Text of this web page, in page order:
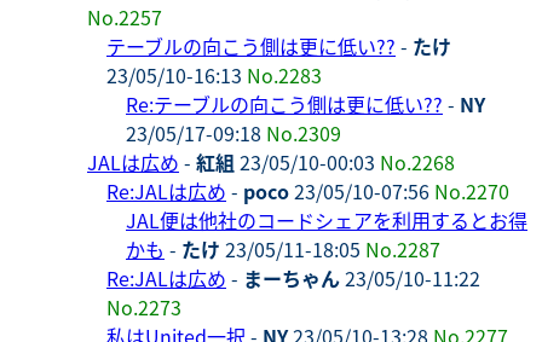
No.2257
テーブルの向こう側は更に低い?? - たけ
23/05/10-16:13 No.2283
Re:テーブルの向こう側は更に低い?? - NY
23/05/17-09:18 No.2309
JALは広め - 紅組 23/05/10-00:03 No.2268
Re:JALは広め - poco23/05/10-07:56 No.2270
JAL便は他社のコードシェアを利用するとお得
かも - たけ 23/05/11-18:05 No.2287
Re:JALは広め - まーちゃん23/05/10-11:22
No.2273
私はUnited一択 - NY23/05/10-13:28 No.2277